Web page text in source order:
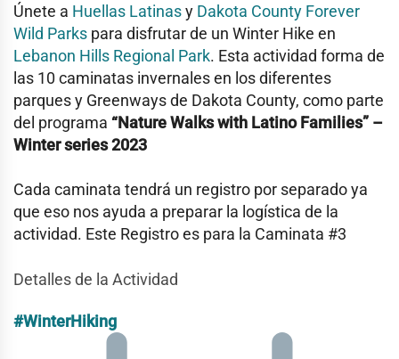
Únete a Huellas Latinasy Dakota County Forever
Wild Parks para disfrutar de un Winter Hike en
Lebanon Hills Regional Park. Esta actividad forma de
las 10 caminatas invernales en los diferentes
parques y Greenways de Dakota County, como parte
del programa “Nature Walks with Latino Families” –
Winter series 2023
Cada caminata tendrá un registro por separado ya
que eso nos ayuda a preparar la logística de la
actividad. Este Registro es para la Caminata #3
Detalles de la Actividad
#WinterHiking